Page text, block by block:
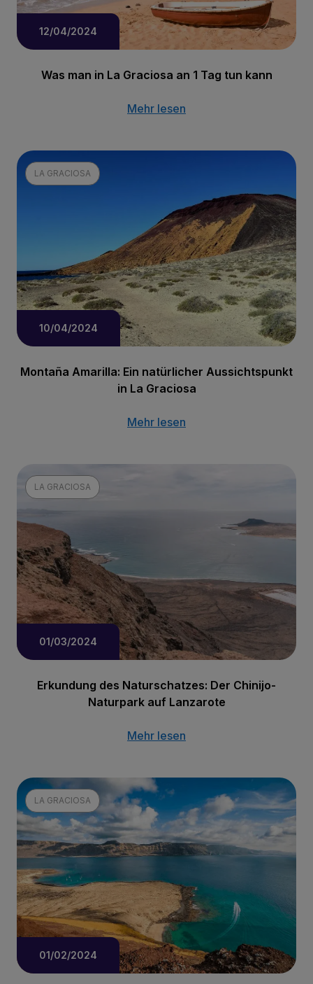
12/04/2024
Was man in La Graciosa an 1 Tag tun kann
Mehr lesen
LA GRACIOSA
10/04/2024
Montaña Amarilla: Ein natürlicher Aussichtspunkt
in La Graciosa
Mehr lesen
LA GRACIOSA
01/03/2024
Erkundung des Naturschatzes: Der Chinijo-
Naturpark auf Lanzarote
Mehr lesen
LA GRACIOSA
01/02/2024